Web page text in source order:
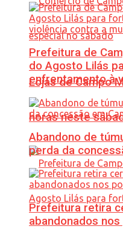
Lojas de Campo
horas neste
Prefeitura de
do Agosto Lilás
enfrentamento à
Abandono de
perda da
Prefeitura retira
abandonados